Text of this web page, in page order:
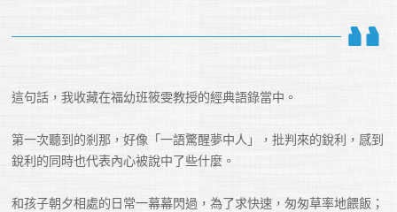
這句話，我收藏在福幼班筱雯教授的經典語錄當中。
第一次聽到的剎那，好像「一語驚醒夢中人」，批判來的銳利，感到
銳利的同時也代表內心被說中了些什麼。
和孩子朝夕相處的日常一幕幕閃過，為了求快速，匆匆草率地餵飯；